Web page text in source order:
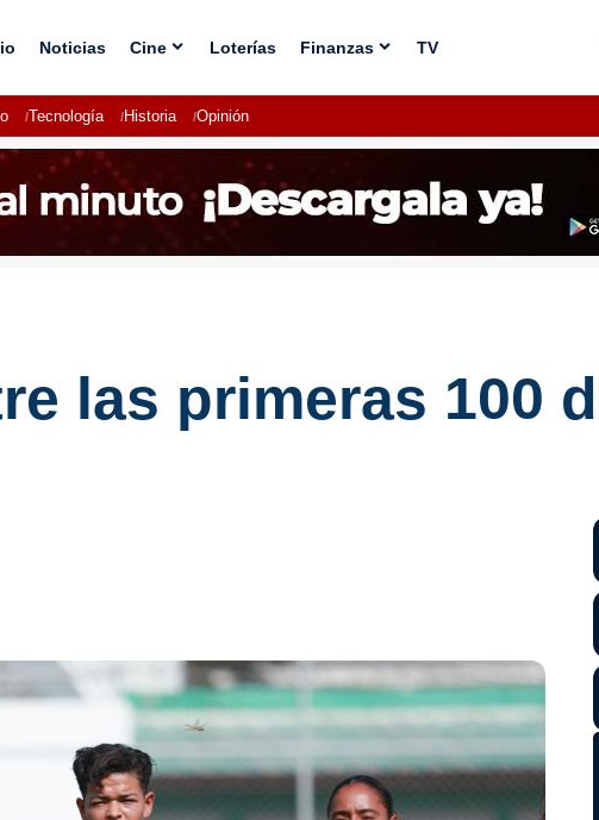
Noticias Cine Loterías Finanzas TV
Tecnología Historia Opinión
las primeras 100